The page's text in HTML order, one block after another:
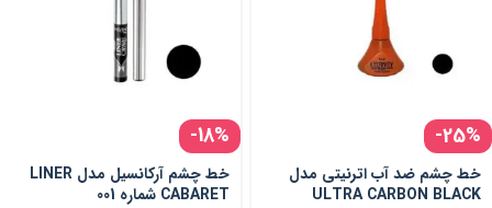
-25%
خط چشم ضد آب اترنیتی مدل
ULTRA CARBON BLACK
-18%
خط چشم آرکانسیل مدل LINER
CABARET شماره 001